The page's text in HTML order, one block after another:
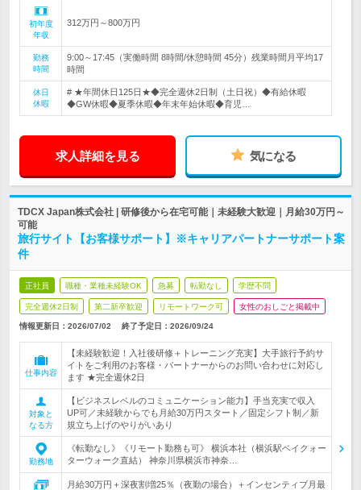
初年度
年収
312万円～800万円
勤務
時間
9:00～17:45（実働時間 8時間/休憩時間 45分）残業時間月平均17
時間
休日
休暇
# ★年間休日125日★◆完全週休2日制（土日祝）◆有給休暇
◆GW休暇◆夏季休暇◆年末年始休暇◆育児…
求人詳細を見る 気になる
TDCX Japan株式会社 | 研修後から在宅可能｜未経験大歓迎｜月給30万円～
可能
旅行サイト【お客様サポート】※キャリアパートナーサポート案
件
正社員 職種・業種未経験OK 急募 転勤なし 学歴不問
完全週休2日制 第二新卒歓迎 リモートワーク可 女性のおしごと掲載中
情報更新日：2026/07/02 終了予定日： 2026/09/24
仕事内容
【未経験歓迎！入社後研修＋トレーニング充実】大手旅行予約サ
イトをご利用のお客様・パートナーからのお問い合わせに対応し
ます ★完全週休2日
対象と
なる方
【ビジネスレベルのコミュニケーション能力】手当充実で収入
UP可／未経験からでも月給30万円スタート／固定シフト制／新
規立ち上げのやりがいあり
勤務地
《転勤なし》《リモート勤務も可》 横浜本社（横浜駅ベイクォー
ターウォーク直結） 神奈川県横浜市神奈…
月給30万円＋深夜割増25％（夜勤の場合）＋インセンティブ月最